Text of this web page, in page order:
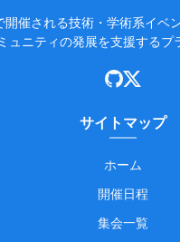
開催される技術・学術系イベ
ュニティの発展を支援するプ
サイトマップ
ホーム
開催日程
集会一覧